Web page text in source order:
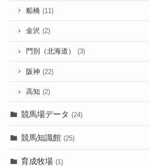
船橋 (11)
金沢 (2)
門別（北海道） (3)
阪神 (22)
高知 (2)
競馬場データ (24)
競馬知識館 (25)
育成牧場 (1)